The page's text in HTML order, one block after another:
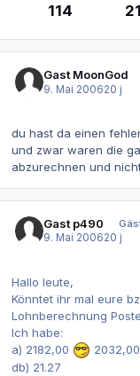
114
Gast MoonGod
9. Mai 200620 j
du hast da einen
und zwar waren die
abzurechnen und
Gast p490
9. Mai 200620 j
Hallo leute,
Könntet ihr mal eure
Lohnberechnung
Ich habe:
a) 2182,00
db) 21.27